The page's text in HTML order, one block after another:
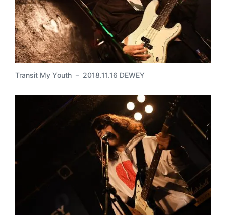
Transit My Youth － 2018.11.16 DEWEY